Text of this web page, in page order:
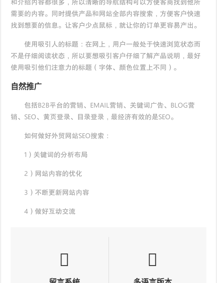
和介绍内容都很多，所以清晰的导航结构可以方便客商找到他所
需要的内容。同时提供产品和网站全部内容搜索，方便客户快速
找到想要的信息。让客户少点鼠标，就让你的订单更容易产出。
使用吸引人的标题：在网上，用户一般处于快速浏览状态而
不是仔细阅读状态，所以要想吸引客户仔细了解产品说明，最好
使用吸引他们注意力的标题（字体、颜色位置上不同）。
自然推广
包括B2B平台的营销、EMAIL营销、关键词广告、BLOG营
销、SEO、黄页登录、目录登录，最经济有效的是SEO。
如何做好外贸网站SEO搜索：
1）关键词的分析布局
2）网站内容的优化
3）不断更新网站内容
4）做好互动交流